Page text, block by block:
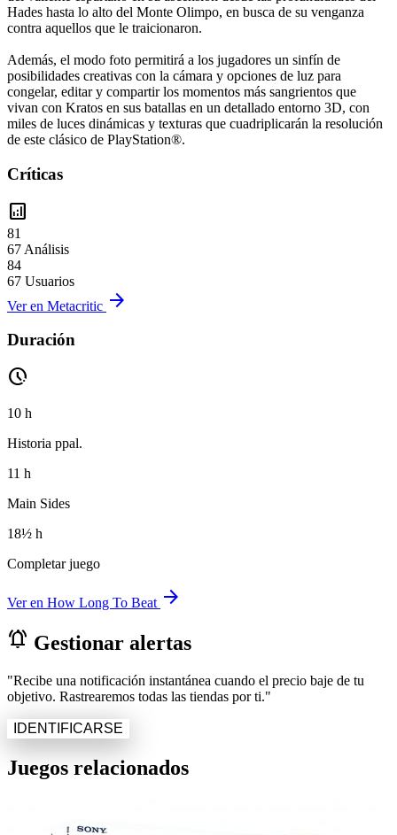
Hades hasta lo alto del Monte Olimpo, en busca de su venganza
contra aquellos que le traicionaron.
Además, el modo foto permitirá a los jugadores un sinfín de
posibilidades creativas con la cámara y opciones de luz para
congelar, editar y compartir los momentos más sangrientos que
vivan con Kratos en sus batallas en un detallado entorno 3D, con
miles de luces dinámicas y texturas que cuadriplicarán la resolución
de este clásico de PlayStation®.
Críticas
analytics
81
67 Análisis
84
67 Usuarios
Ver en Metacritic arrow_forward
Duración
pace
10 h
Historia ppal.
11 h
Main Sides
18½ h
Completar juego
Ver en How Long To Beat arrow_forward
notifications_active Gestionar alertas
"Recibe una notificación instantánea cuando el precio baje de tu
objetivo. Rastrearemos todas las tiendas por ti."
IDENTIFICARSE
Juegos relacionados